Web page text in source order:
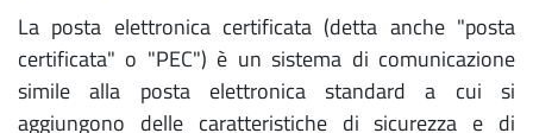
La posta elettronica certificata (detta anche "posta
certificata" o "PEC") è un sistema di comunicazione
simile alla posta elettronica standard a cui si
aggiungono delle caratteristiche di sicurezza e di